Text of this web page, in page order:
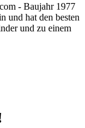
- Baujahr 1977
und hat den besten
und zu einem